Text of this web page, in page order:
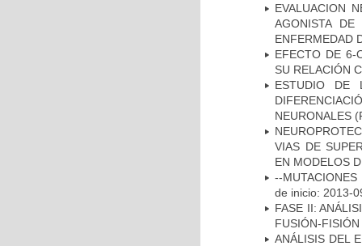
EVALUACION
AGONISTA
ENFERMEDAD
EFECTO DE 6-
SU RELACIÓN
ESTUDIO DE
NEURONALES
VIAS DE
EN MODELOS
--
de inicio: 2013-
FASE II:
FUSIÓN-
ANÁLISIS DEL